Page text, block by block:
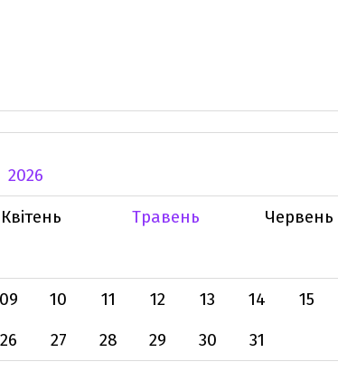
2026
Квітень Травень
Червень
09 10 11 12 13 14 15
26 27 28 29 30 31